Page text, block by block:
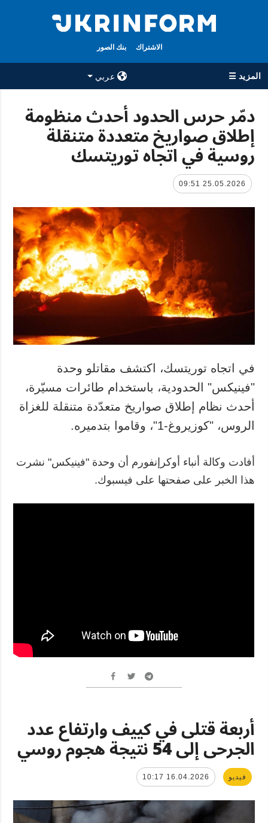
الاشتراك بنك الصور
المزيد ☰
عربي
جميع الأقسام
حرب
اقتصاد
تعافي أوكرانيا
الوكالة
معلومات عن
الوكالة
وحماية البيانات
الشخصية
التقارير
الصور
الفيديوهات
خدمات
الاشتراك
دمّر حرس الحدود أحدث منظومة
إطلاق صواريخ متعددة متنقلة
روسية في اتجاه توريتسك
25.05.2026 09:51
في اتجاه توريتسك، اكتشف مقاتلو وحدة
"فينيكس" الحدودية، باستخدام طائرات مسيّرة،
أحدث نظام إطلاق صواريخ متعدّدة متنقلة للغزاة
الروس، "كوزيروغ-1"، وقاموا بتدميره.
أفادت وكالة أنباء أوكرإنفورم أن وحدة "فينيكس" نشرت
هذا الخبر على صفحتها على فيسبوك.
أربعة قتلى في كييف وارتفاع عدد
الجرحى إلى 54 نتيجة هجوم روسي
فيديو 16.04.2026 10:17